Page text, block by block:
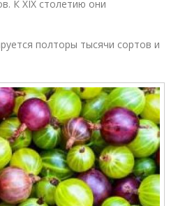
К XIX столетию они
полторы тысячи сортов и